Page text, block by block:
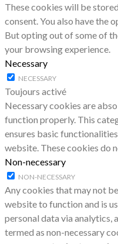
These cookies will be
consent. You also have the
But opting out of some of
your browsing experience.
Necessary
NECESSARY
Toujours activé
Necessary cookies are
function properly. This
ensures basic
website. These cookies do
Non-necessary
NON-NECESSARY
Any cookies that may not
website to function and is
personal data via analytics,
termed as non-necessary